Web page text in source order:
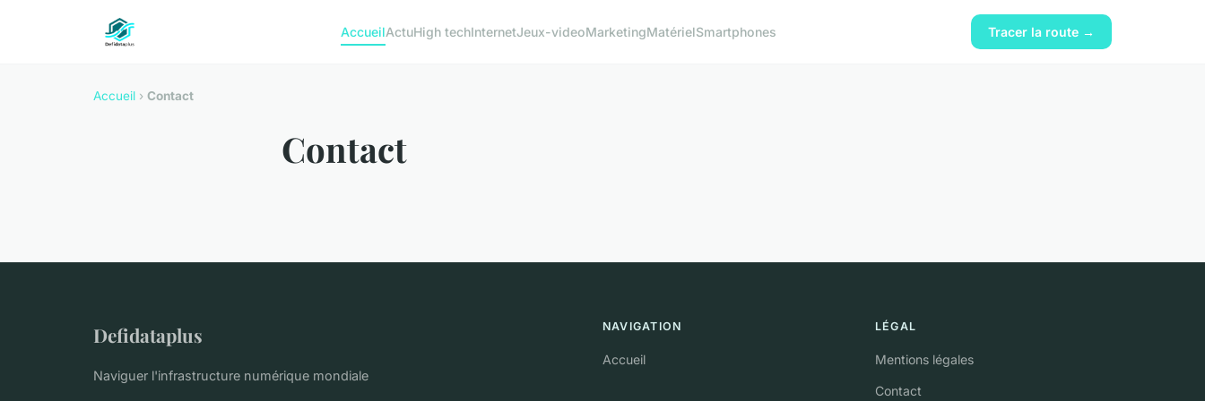
AccueilActuHigh techInternetJeux-videoMarketingMatérielSmartphones Tracer la route →
Accueil › Contact
Contact
Defidataplus
Naviguer l'infrastructure numérique mondiale
NAVIGATION
Accueil
LÉGAL
Mentions légales
Contact